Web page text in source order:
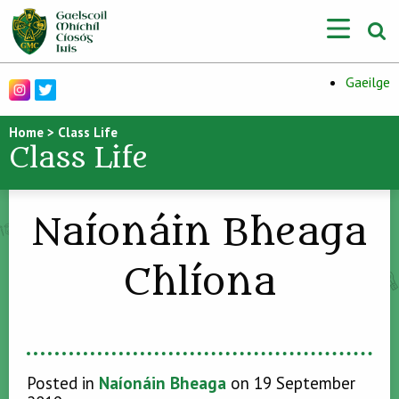
Gaeilge
Home > Class Life
Class Life
Naíonáin Bheaga
Chlíona
Posted in Naíonáin Bheaga on 19 September